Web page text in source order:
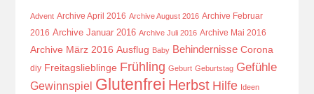
Advent Archive April 2016 Archive August 2016 Archive Februar
2016 Archive Januar 2016 Archive Juli 2016 Archive Mai 2016
Archive März 2016 Ausflug Baby Behindernisse Corona
diy Freitagslieblinge Frühling Geburt Geburtstag Gefühle
Gewinnspiel Glutenfrei Herbst Hilfe Ideen